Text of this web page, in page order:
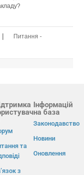
|
Питання -
та
з
Інформацій
на база
Законодавство
Новини
Оновлення